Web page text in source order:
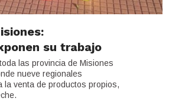
su trabajo
las provincia de Misiones
nueve regionales
la venta de productos propios,